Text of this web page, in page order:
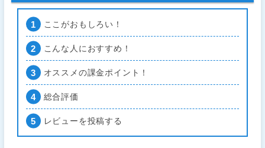
ここがおもしろい！
こんな人におすすめ！
オススメの課金ポイント！
総合評価
レビューを投稿する